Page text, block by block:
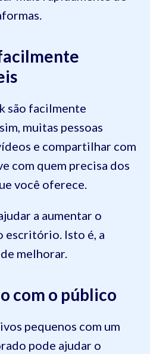
são facilmente
muitas pessoas
e compartilhar com
com quem precisa dos
você oferece.
a aumentar o
escritório. Isto é, a
melhorar.
com o público
pequenos com um
pode ajudar o